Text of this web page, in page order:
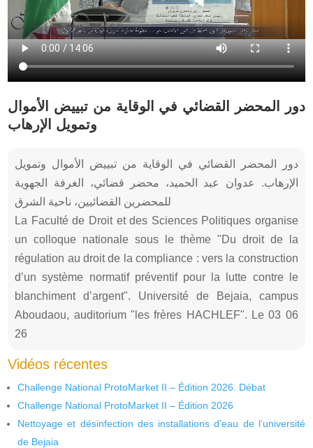
دور المحضر القضائي في الوقاية من تبييض الأموال
وتمويل الإرهاب
دور المحضر القضائي في الوقاية من تبييض الأموال وتمويل
الإرهاب. عدوان عبد الحميد، محضر قضائي، الغرفة الجهوية
للمحضرين القضائيين، ناحية الشرق
La Faculté de Droit et des Sciences Politiques organise
un colloque nationale sous le thème "Du droit de la
régulation au droit de la compliance : vers la construction
d’un système normatif préventif pour la lutte contre le
blanchiment d’argent". Université de Bejaia, campus
Aboudaou, auditorium "les frères HACHLEF". Le 03 06
26
Vidéos récentes
Challenge National ProtoMarket II – Édition 2026. Débat
Challenge National ProtoMarket II – Édition 2026
Nettoyage et désinfection des installations d’eau de l’université
de Bejaia